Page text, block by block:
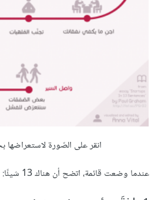
انقر على الصّورة لاستعراضها
عندما وضعت قائمة، اتضح أن هناك 13 شيئًا: